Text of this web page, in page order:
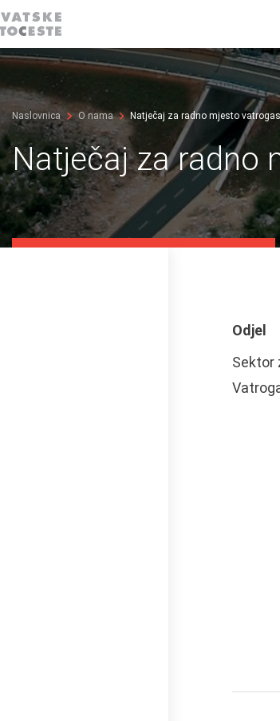
Naslovnica O nama Natječaj za radno mjesto
Natječaj za radno
Odjel
Sektor